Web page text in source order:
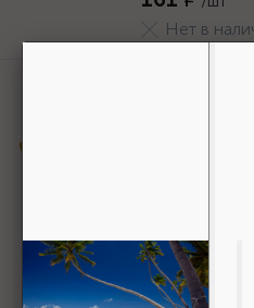
Нет в
STAYER
-